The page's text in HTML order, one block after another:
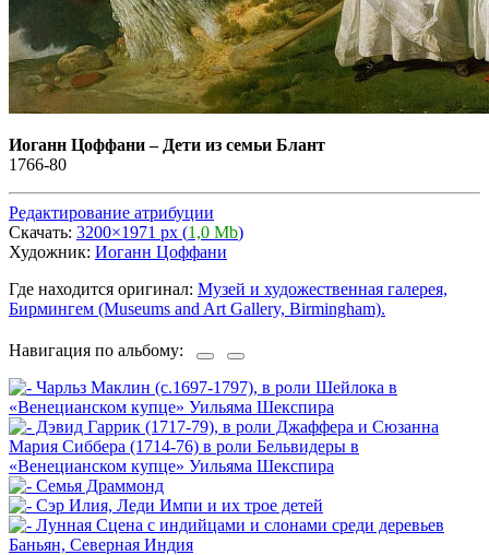
Иоганн Цоффани– Дети из семьи Блант
1766-80
Редактирование атрибуции
Скачать: 3200×1971 px (1,0 Mb)
Художник: Иоганн Цоффани
Где находится оригинал: Музей и художественная галерея,
Бирмингем (Museums and Art Gallery, Birmingham).
Навигация по альбому: